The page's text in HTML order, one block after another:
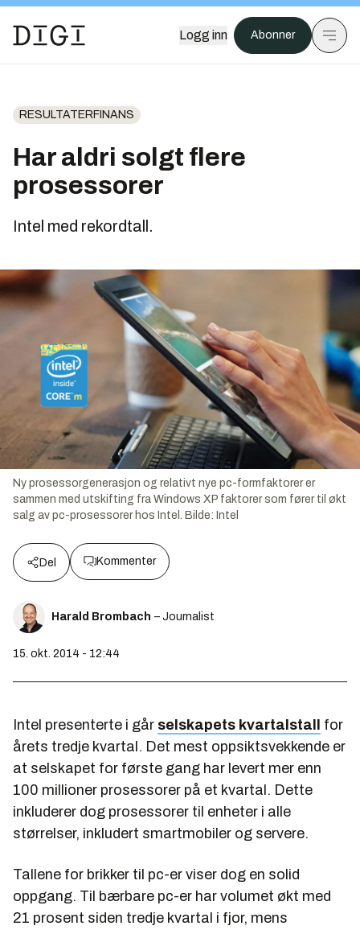
Logg inn Abonner
RESULTATERFINANS
Har aldri solgt flere
prosessorer
Intel med rekordtall.
Ny prosessorgenerasjon og relativt nye pc-formfaktorer er
sammen med utskifting fra Windows XP faktorer som fører til økt
salg av pc-prosessorer hos Intel.
Bilde: Intel
Del Kommenter
Harald Brombach – Journalist
15. okt. 2014 - 12:44
Intel presenterte i går selskapets kvartalstall for
årets tredje kvartal. Det mest oppsiktsvekkende er
at selskapet for første gang har levert mer enn
100 millioner prosessorer på et kvartal. Dette
inkluderer dog prosessorer til enheter i alle
størrelser, inkludert smartmobiler og servere.
Tallene for brikker til pc-er viser dog en solid
oppgang. Til bærbare pc-er har volumet økt med
21 prosent siden tredje kvartal i fjor, mens